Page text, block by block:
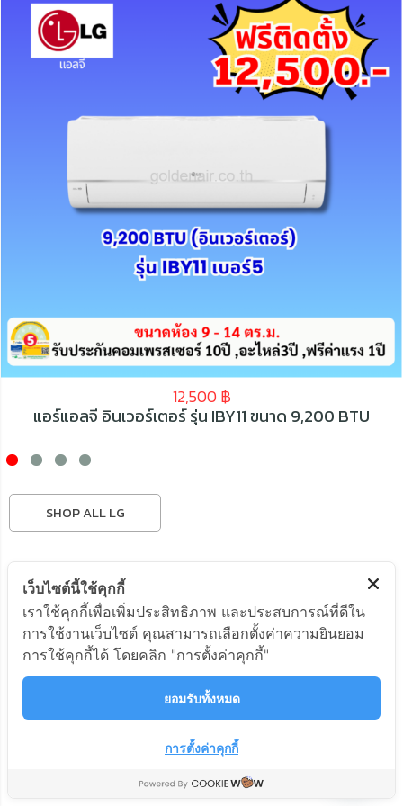
12,500 ฿
แอร์แอลจี อินเวอร์เตอร์ รุ่น IBY11 ขนาด 9,200 BTU
SHOP ALL LG
ติดต่อสอบถาม
เว็บไซต์นี้ใช้คุกกี้
เราใช้คุกกี้เพื่อเพิ่มประสิทธิภาพ และประสบการณ์ที่ดีใน
การใช้งานเว็บไซต์ คุณสามารถเลือกตั้งค่าความยินยอม
การใช้คุกกี้ได้ โดยคลิก "การตั้งค่าคุกกี้"
ยอมรับทั้งหมด
การตั้งค่าคุกกี้